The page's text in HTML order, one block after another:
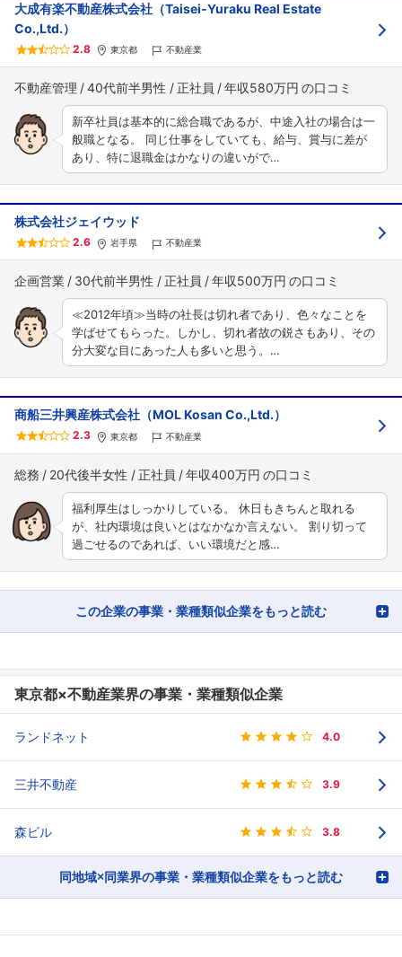
大成有楽不動産株式会社（Taisei-Yuraku Real Estate
Co.,Ltd.）
2.8 東京都 不動産業
不動産管理 40代前半男性 正社員 年収580万円
新卒社員は基本的に総合職であるが、中途入社の場合は一
般職となる。 同じ仕事をしていても、給与、賞与に差が
あり、特に退職金はかなりの違いがで…
株式会社ジェイウッド
2.6 岩手県 不動産業
企画営業 30代前半男性 正社員 年収500万円
≪2012年頃≫当時の社長は切れ者であり、色々なことを
学ばせてもらった。しかし、切れ者故の鋭さもあり、その
分大変な目にあった人も多いと思う。…
商船三井興産株式会社（MOL Kosan Co.,Ltd.）
2.3 東京都 不動産業
総務 20代後半女性 正社員 年収400万円
福利厚生はしっかりしている。 休日もきちんと取れる
が、社内環境は良いとはなかなか言えない。 割り切って
過ごせるのであれば、いい環境だと感…
この企業の事業・業種類似企業をもっと読む
東京都×不動産業界の事業・業種類似企業
ランドネット 4.0
三井不動産 3.9
森ビル 3.8
同地域×同業界の事業・業種類似企業をもっと読む